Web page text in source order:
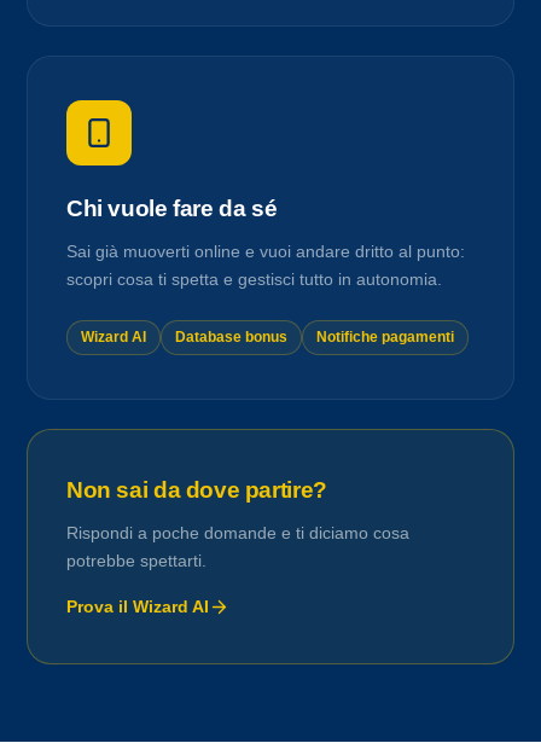
Chi vuole fare da sé
Sai già muoverti online e vuoi andare dritto al punto:
scopri cosa ti spetta e gestisci tutto in autonomia.
Wizard AI Database bonus Notifiche pagamenti
Non sai da dove partire?
Rispondi a poche domande e ti diciamo cosa
potrebbe spettarti.
Prova il Wizard AI